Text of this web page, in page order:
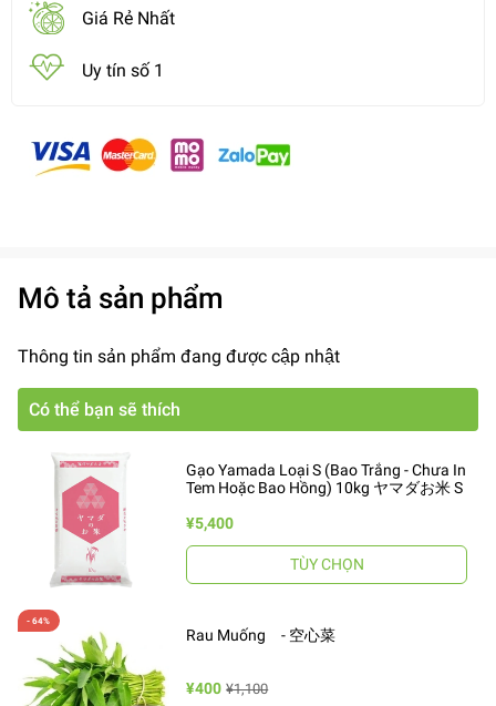
Giá Rẻ Nhất
Uy tín số 1
Mô tả sản phẩm
Thông tin sản phẩm đang được cập nhật
Có thể bạn sẽ thích
Gạo Yamada Loại S (Bao Trắng - Chưa In
Tem Hoặc Bao Hồng) 10kg ヤマダお米 S
¥5,400
TÙY CHỌN
Rau Muống - 空心菜
¥400 ¥1,100